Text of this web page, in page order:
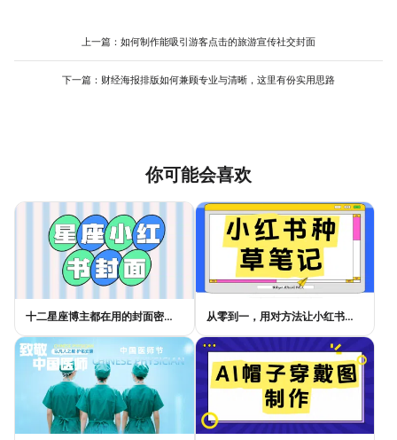
款强调设计。通过这种方式，你的衬衣营销模板就成为一个高效的
时，快速生成一系列风格协调的营销图，极大提升了内容产出的效
上一篇： 如何制作能吸引游客点击的旅游宣传社交封面
下一篇： 财经海报排版如何兼顾专业与清晰，这里有份实用思路
你可能会喜欢
十二星座博主都在用的封面密码，星座小红书封面标题这样写才吸睛 从零到一，用对方法让小红书种草笔记的流量自己找上门